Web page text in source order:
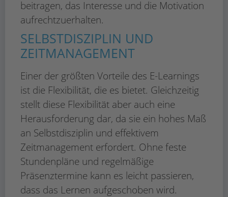
beitragen, das Interesse und die Motivation
aufrechtzuerhalten.
SELBSTDISZIPLIN UND
ZEITMANAGEMENT
Einer der größten Vorteile des E-Learnings
ist die Flexibilität, die es bietet. Gleichzeitig
stellt diese Flexibilität aber auch eine
Herausforderung dar, da sie ein hohes Maß
an Selbstdisziplin und effektivem
Zeitmanagement erfordert. Ohne feste
Stundenpläne und regelmäßige
Präsenztermine kann es leicht passieren,
dass das Lernen aufgeschoben wird.